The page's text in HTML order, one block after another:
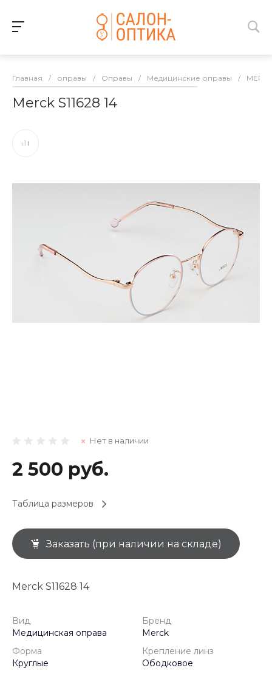
Главная / оправы / Оправы / Медицинские оправы /
Merck S11628 14
Нет в наличии
2 500 руб.
Таблица размеров
Заказать (при наличии на складе)
Merck S11628 14
Вид
Медицинская оправа
Бренд
Merck
Форма
Круглые
Крепление линз
Ободковое